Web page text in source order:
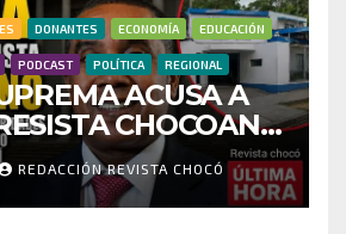
DONANTES ECONOMÍA EDUCACIÓN
PODCAST POLÍTICA REGIONAL
ACUSA A
CHOCOANO
EN
CONTRATO
REDACCIÓN REVISTA CHOCÓ